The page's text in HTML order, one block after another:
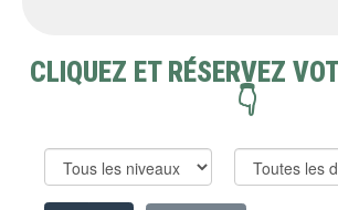
CLIQUEZ ET RÉSERVEZ
👇